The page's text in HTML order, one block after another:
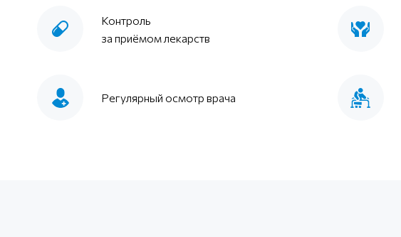
Контроль
за приёмом лекарств
Регулярный осмотр врача